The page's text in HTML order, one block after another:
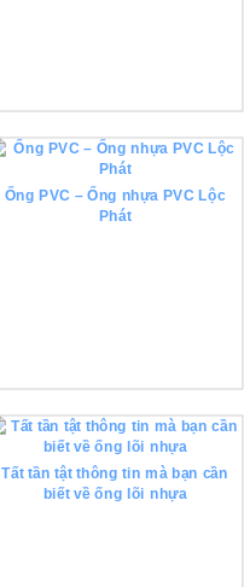
Ống PVC – Ống nhựa PVC Lộc
Phát
Tất tần tật thông tin mà bạn cần
biết về ống lõi nhựa